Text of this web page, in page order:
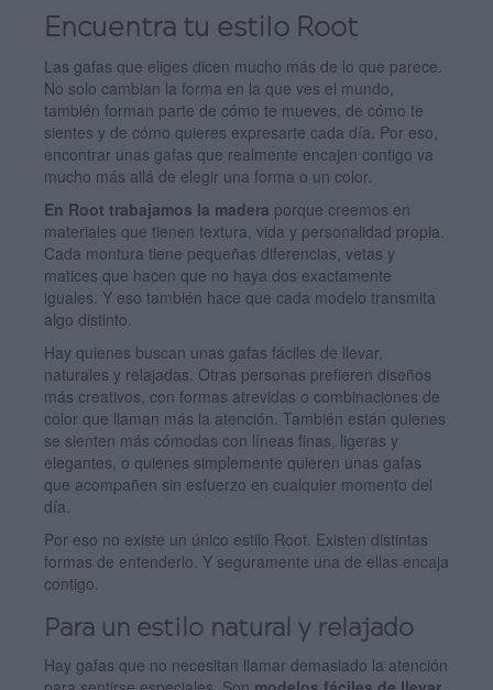
Encuentra tu estilo Root
Las gafas que eliges dicen mucho más de lo que parece.
No solo cambian la forma en la que ves el mundo,
también forman parte de cómo te mueves, de cómo te
sientes y de cómo quieres expresarte cada día. Por eso,
encontrar unas gafas que realmente encajen contigo va
mucho más allá de elegir una forma o un color.
En Root trabajamos la madera porque creemos en
materiales que tienen textura, vida y personalidad propia.
Cada montura tiene pequeñas diferencias, vetas y
matices que hacen que no haya dos exactamente
iguales. Y eso también hace que cada modelo transmita
algo distinto.
Hay quienes buscan unas gafas fáciles de llevar,
naturales y relajadas. Otras personas prefieren diseños
más creativos, con formas atrevidas o combinaciones de
color que llaman más la atención. También están quienes
se sienten más cómodas con líneas finas, ligeras y
elegantes, o quienes simplemente quieren unas gafas
que acompañen sin esfuerzo en cualquier momento del
día.
Por eso no existe un único estilo Root. Existen distintas
formas de entenderlo. Y seguramente una de ellas encaja
contigo.
Para un estilo natural y relajado
Hay gafas que no necesitan llamar demasiado la atención